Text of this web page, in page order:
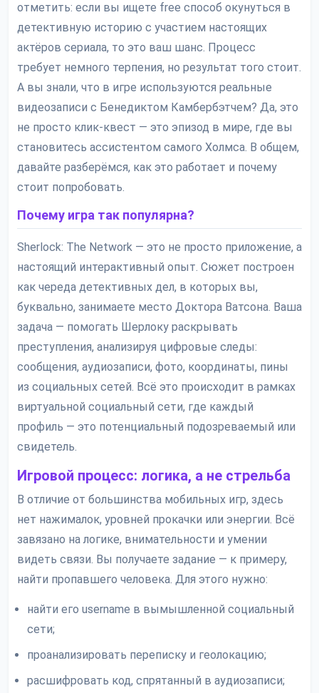
отметить: если вы ищете free способ окунуться в
детективную историю с участием настоящих
актёров сериала, то это ваш шанс. Процесс
требует немного терпения, но результат того стоит.
А вы знали, что в игре используются реальные
видеозаписи с Бенедиктом Камбербэтчем? Да, это
не просто клик-квест — это эпизод в мире, где вы
становитесь ассистентом самого Холмса. В общем,
давайте разберёмся, как это работает и почему
стоит попробовать.
Почему игра так популярна?
Sherlock: The Network — это не просто приложение, а
настоящий интерактивный опыт. Сюжет построен
как череда детективных дел, в которых вы,
буквально, занимаете место Доктора Ватсона. Ваша
задача — помогать Шерлоку раскрывать
преступления, анализируя цифровые следы:
сообщения, аудиозаписи, фото, координаты, пины
из социальных сетей. Всё это происходит в рамках
виртуальной социальный сети, где каждый
профиль — это потенциальный подозреваемый или
свидетель.
Игровой процесс: логика, а не стрельба
В отличие от большинства мобильных игр, здесь
нет нажималок, уровней прокачки или энергии. Всё
завязано на логике, внимательности и умении
видеть связи. Вы получаете задание — к примеру,
найти пропавшего человека. Для этого нужно:
найти его username в вымышленной социальный
сети;
проанализировать переписку и геолокацию;
расшифровать код, спрятанный в аудиозаписи;